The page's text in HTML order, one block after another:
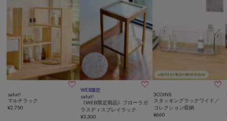

salut!
マルチラック
¥2,750
WEB限定 
salut!
《WEB限定商品》フローラガ
ラスディスプレイラック
¥3,300

3COINS
スタッキングラックワイド／
コレクション収納
¥660